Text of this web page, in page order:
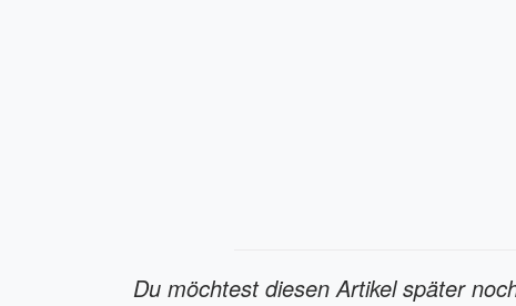
Du möchtest diesen Artikel später